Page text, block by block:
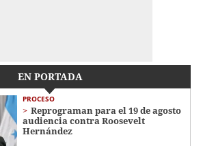
EN PORTADA
PROCESO
Reprograman para el 19 de agosto
audiencia contra Roosevelt
Hernández